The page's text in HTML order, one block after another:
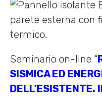
Seminario on-line “
SISMICA ED
DELL’ESISTENTE.